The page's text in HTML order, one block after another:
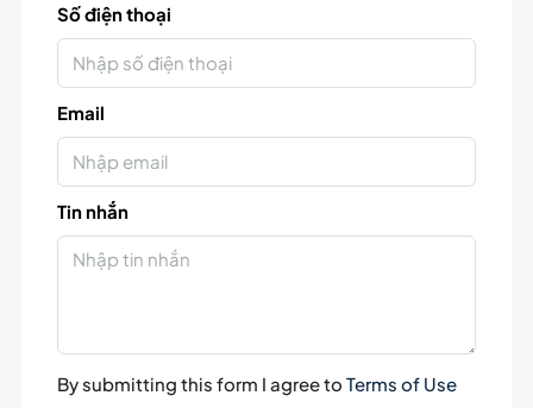
Số điện thoại
Email
Tin nhắn
By submitting this form I agree to Terms of Use